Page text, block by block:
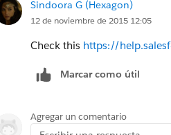
Sindoora G (Hexagon)
12 de noviembre de 2015 12:05
Check this https://
Marcar como útil
Agregar un comentario